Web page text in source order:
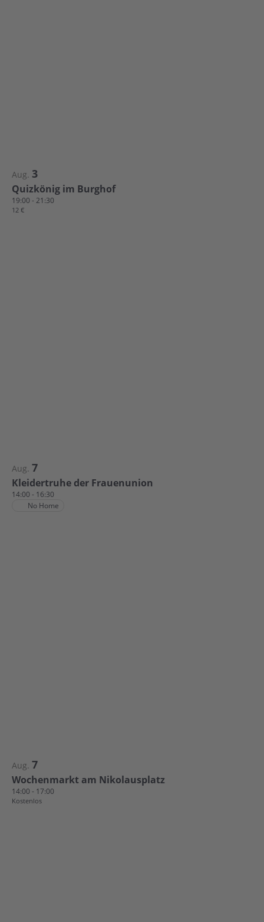
Aug. 3
Quizkönig im Burghof
19:00 -21:30
12 €
Aug. 7
Kleidertruhe der Frauenunion
14:00 - 16:30
No Home
Aug. 7
Wochenmarkt am Nikolausplatz
14:00 - 17:00
Kostenlos